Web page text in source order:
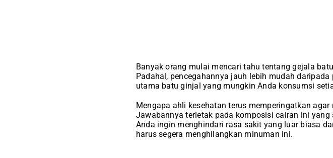
Banyak orang mulai mencari tahu tentang gejala
Padahal, pencegahannya jauh lebih mudah
utama batu ginjal yang mungkin Anda konsumsi
Mengapa ahli kesehatan terus memperingatkan
Jawabannya terletak pada komposisi cairan ini
Anda ingin menghindari rasa sakit yang luar biasa
harus segera menghilangkan minuman ini.